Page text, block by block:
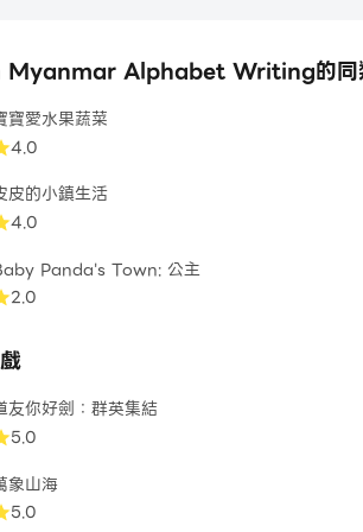
Alphabet Writing的同
寶愛水果蔬菜
4.0
皮的小鎮生活
4.0
Panda's Town: 公主
2.0
友你好劍：群英集結
5.0
象山海
5.0